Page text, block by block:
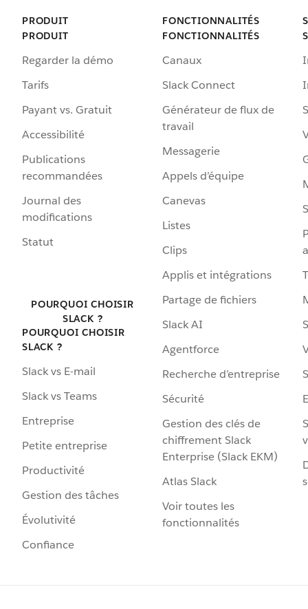
PRODUIT
PRODUIT
Regarder la démo
Tarifs
Payant vs. Gratuit
Accessibilité
Publications
recommandées
Journal des
modifications
Statut
POURQUOI CHOISIR
SLACK ?
POURQUOI CHOISIR
SLACK ?
Slack vs E-mail
Slack vs Teams
Entreprise
Petite entreprise
Productivité
Gestion des tâches
Évolutivité
Confiance
FONCTIONNALITÉS
FONCTIONNALITÉS
Canaux
Slack Connect
Générateur de flux de
travail
Messagerie
Appels d’équipe
Canevas
Listes
Clips
Applis et intégrations
Partage de fichiers
Slack AI
Agentforce
Recherche d’entreprise
Sécurité
Gestion des clés de
chiffrement Slack
Enterprise (Slack EKM)
Atlas Slack
Voir toutes les
fonctionnalités